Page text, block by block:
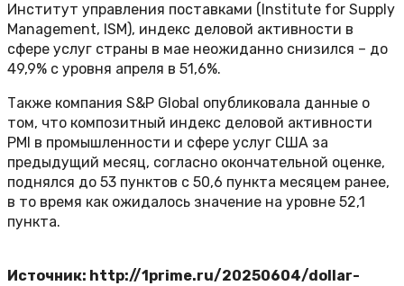
Институт управления поставками (Institute for Supply
Management, ISM), индекс деловой активности в
сфере услуг страны в мае неожиданно снизился – до
49,9% с уровня апреля в 51,6%.
Также компания S&P Global опубликовала данные о
том, что композитный индекс деловой активности
PMI в промышленности и сфере услуг США за
предыдущий месяц, согласно окончательной оценке,
поднялся до 53 пунктов с 50,6 пункта месяцем ранее,
в то время как ожидалось значение на уровне 52,1
пункта.
Источник: http://1prime.ru/20250604/dollar-